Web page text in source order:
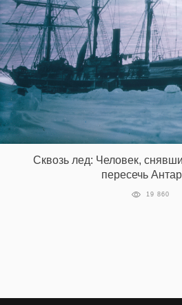
Сквозь лед: Человек,
пересечь
19 860